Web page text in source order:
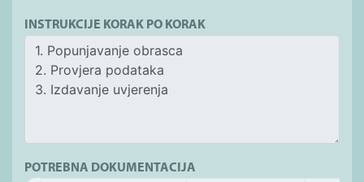
INSTRUKCIJE KORAK PO KORAK
POTREBNA DOKUMENTACIJA